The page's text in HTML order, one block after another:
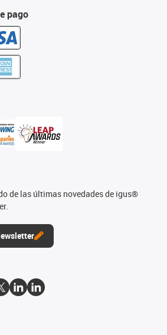
pago
de las últimas novedades de igus®